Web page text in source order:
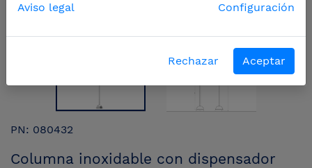
PN: 080432
Columna inoxidable con dispensador
Aviso legal
Configuración
Rechazar Aceptar